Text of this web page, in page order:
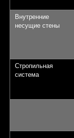
Внутренние
несущие стены
Стропильная
система